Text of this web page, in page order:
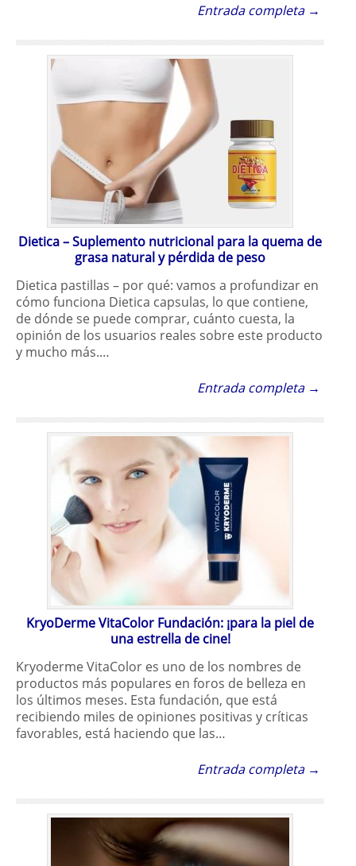
Entrada completa →
Dietica – Suplemento nutricional para la quema de
grasa natural y pérdida de peso
Dietica pastillas – por qué: vamos a profundizar en
cómo funciona Dietica capsulas, lo que contiene,
de dónde se puede comprar, cuánto cuesta, la
opinión de los usuarios reales sobre este producto
y mucho más.…
Entrada completa →
KryoDerme VitaColor Fundación: ¡para la piel de
una estrella de cine!
Kryoderme VitaColor es uno de los nombres de
productos más populares en foros de belleza en
los últimos meses. Esta fundación, que está
recibiendo miles de opiniones positivas y críticas
favorables, está haciendo que las…
Entrada completa →